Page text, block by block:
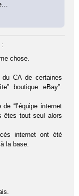
:
chose.
CA de certaines
boutique eBay”.
“l’équipe internet
êtes tout seul alors
internet ont été
la base.